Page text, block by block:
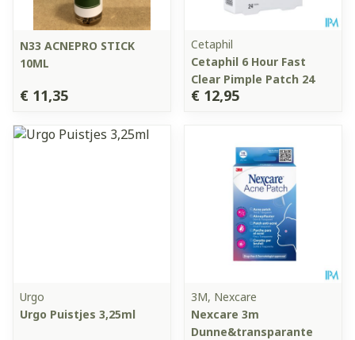
N33 ACNEPRO STICK
10ML
€ 11,35
Cetaphil
Cetaphil 6 Hour Fast
Clear Pimple Patch 24
€ 12,95
Urgo
Urgo Puistjes 3,25ml
3M, Nexcare
Nexcare 3m
Dunne&transparante